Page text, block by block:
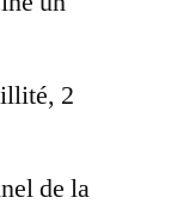
2
de la